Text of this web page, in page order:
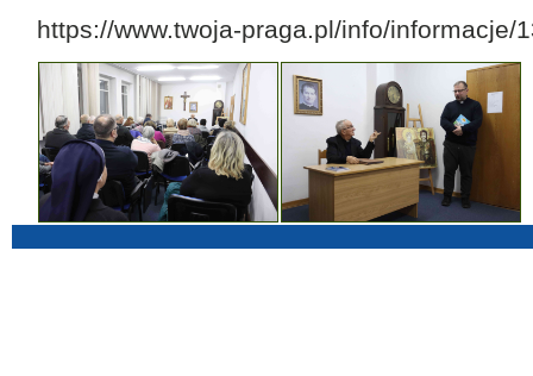
https://www.twoja-praga.pl/info/informacje/